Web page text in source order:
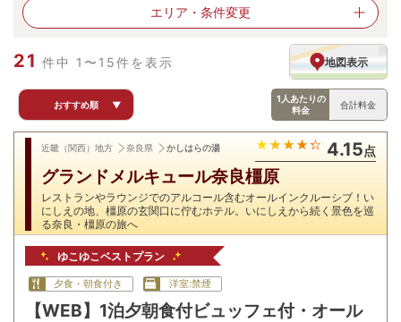
エリア・ 条件変更
21 件中 1〜15件を表示 地図表示
おすすめ順 ▼
1人あたりの
料金
合計料金
近畿（関西）地方 奈良県 かしはらの湯 4.15点
グランドメルキュール奈良橿原
レストランやラウンジでのアルコール含むオールインクルーシブ！い
にしえの地、橿原の玄関口に佇むホテル。いにしえから続く景色を巡
る奈良・橿原の旅へ
ゆこゆこベストプラン
夕食・朝食付き 洋室:禁煙
【WEB】1泊夕朝食付ビュッフェ付・オール